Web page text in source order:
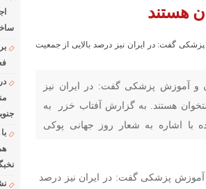
هستند
و آموزش پزشکی گفت: در ایران نیز
هستند. به گزارش آفتاب خزر به
با اشاره به شعار روز جهانی پوکی
آموزش پزشکی گفت: در ایران نیز درصد